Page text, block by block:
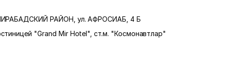
РАЙОН , ул. АФРОСИАБ, 4 Б
"Grand Mir Hotel", ст.м. "Космонавтлар"